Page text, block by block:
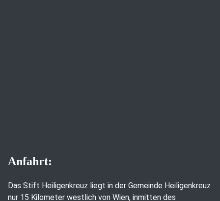
Anfahrt:
Das Stift Heiligenkreuz liegt in der Gemeinde Heiligenkreuz
nur 15 Kilometer westlich von Wien, inmitten des